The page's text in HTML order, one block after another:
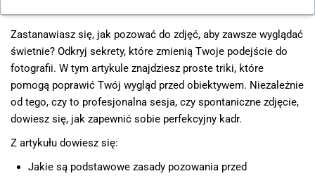
Zastanawiasz się, jak pozować do zdjęć, aby zawsze wyglądać
świetnie? Odkryj sekrety, które zmienią Twoje podejście do
fotografii. W tym artykule znajdziesz proste triki, które
pomogą poprawić Twój wygląd przed obiektywem. Niezależnie
od tego, czy to profesjonalna sesja, czy spontaniczne zdjęcie,
dowiesz się, jak zapewnić sobie perfekcyjny kadr.
Z artykułu dowiesz się:
Jakie są podstawowe zasady pozowania przed